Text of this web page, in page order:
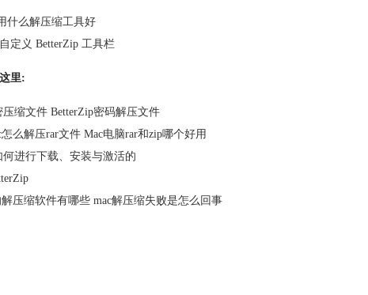
什么解压缩工具好
定义 BetterZip 工具栏
里:
压缩文件 BetterZip密码解压文件
么解压rar文件 Mac电脑rar和zip哪个好用
何进行下载、安装与激活的
压缩软件有哪些 mac解压缩失败是怎么回事